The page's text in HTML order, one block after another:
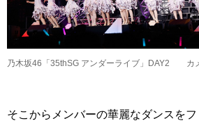
乃木坂46「35thSG アンダーライブ」DAY2 カ
そこからメンバーの華麗なダンスを